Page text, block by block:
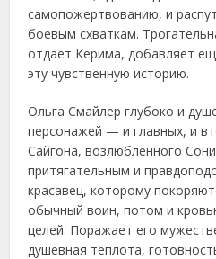
самопожертвованию, и
боевым схваткам.
отдает Керима, добавляет
эту чувственную историю.
Ольга Смайлер глубоко и
персонажей — и главных, и
Сайгона, возлюбленного
притягательным и
красавец, которому
обычный воин, потом и
целей. Поражает его
душевная теплота,